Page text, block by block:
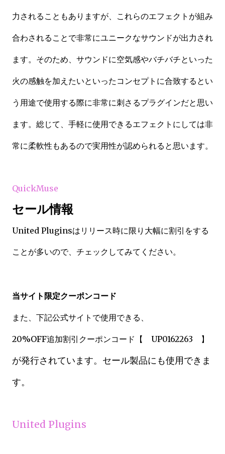
力されることもありますが、これらのエフェクトが組み
合わされることで非常にユニークなサウンドが出力され
ます。そのため、サウンドに空気感やバチバチといった
火の感触を加えたいといったコンセプトに合致するとい
う用途で使用する際に非常に刺さるプラグインだと思い
ます。総じて、手軽に使用できるエフェクトにしては非
常に柔軟性もあるので実用性が認められると思います。
QuickMuse
セール情報
United Pluginsはリリース時に限り大幅に割引をする
ことが多いので、チェックしてみてください。
当サイト限定クーポンコード
また、下記公式サイトで使用できる、
20%OFF追加割引クーポンコード【 UP0162263 】
が発行されています。セール製品にも使用できま
す。
United Plugins